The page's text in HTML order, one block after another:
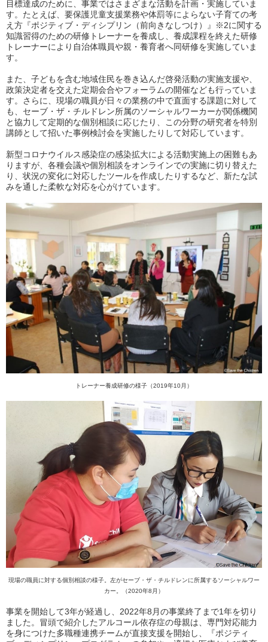
目標達成のために、事業ではさまざまな活動を計画・実施していま
す。たとえば、要保護児童支援業務や体罰等によらない子育ての考
え方『ポジティブ・ディシプリン（前向きなしつけ）』※2に関する
知識習得のための研修トレーナーを養成し、養成課程を終えた研修
トレーナーにより自治体職員や親・養育者へ同研修を実施していま
す。
また、子どもを含む地域住民を巻き込んだ啓発活動の実施支援や、
政策決定者を交えた定期会合やフォーラムの開催なども行っていま
す。さらに、現場の職員が日々の業務の中で直面する課題に対して
も、セーブ・ザ・チルドレン所属のソーシャルワーカーが関係機関
と協力して定期的な個別相談に応じたり、この分野の研究者を特別
講師として招いた事例検討会を実施したりして対応しています。
新型コロナウイルス感染症の感染拡大による活動実施上の困難もあ
りますが、各種会議や個別相談をオンラインでの実施に切り替えた
り、状況の変化に対応したツールを作成したりするなど、新たな試
みを通した柔軟な対応を心がけています。
トレーナー養成研修の様子（2019年10月）
現場の職員に対する個別相談の様子。左がセーブ・ザ・チルドレンに所属するソーシャルワー
カー。（2020年8月）
事業を開始して3年が経過し、2022年8月の事業終了まで1年を切り
ました。冒頭で紹介したアルコール依存症の母親は、専門対応能力
を身につけた多職種連携チームが直接支援を開始し、『ポジティ